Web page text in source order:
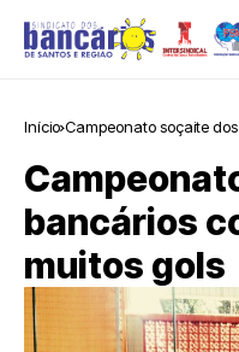
Início Campeonato soçaite
bancários
muitos gols